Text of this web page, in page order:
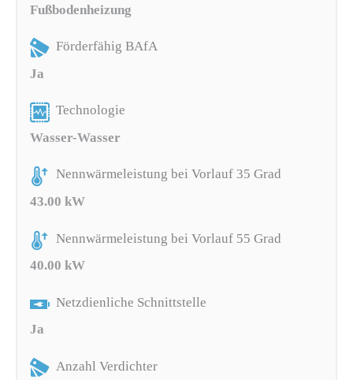
Fußbodenheizung
Förderfähig BAfA
Ja
Technologie
Wasser-Wasser
Nennwärmeleistung bei Vorlauf 35 Grad
43.00 kW
Nennwärmeleistung bei Vorlauf 55 Grad
40.00 kW
Netzdienliche Schnittstelle
Ja
Anzahl Verdichter